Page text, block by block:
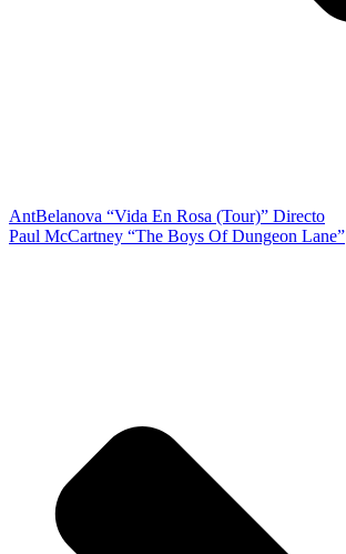
AntBelanova “Vida En Rosa (Tour)” Directo
Paul McCartney “The Boys Of Dungeon Lane”